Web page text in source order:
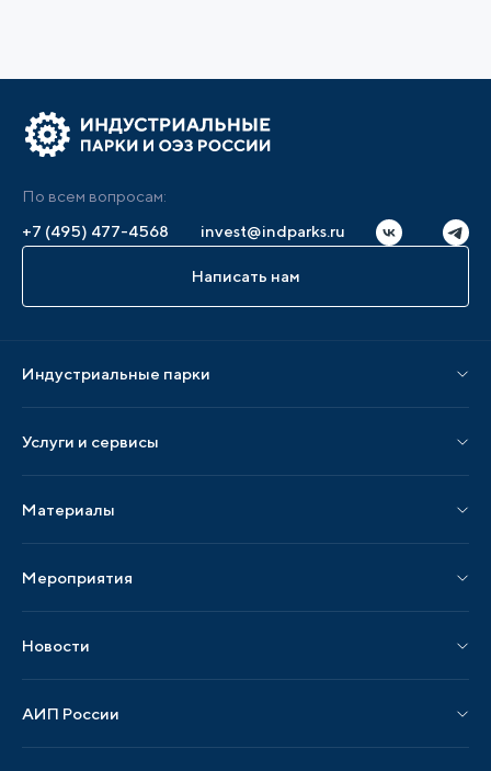
По всем вопросам:
+7 (495) 477-4568
invest@indparks.ru
Написать нам
Индустриальные парки
Парки по регионам
Услуги и сервисы
Услуги по локализации
Материалы
Публикации СМИ и статьи
Образцы документов
Мероприятия
Мероприятия отрасли
Новости
Новости отрасли
АИП России